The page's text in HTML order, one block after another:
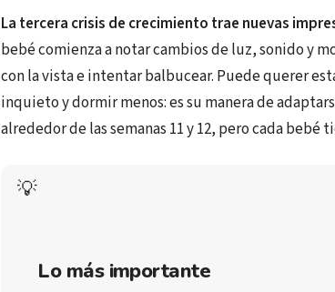
La tercera crisis de crecimiento trae nuevas
bebé comienza a notar cambios de luz, sonido y
con la vista e intentar balbucear. Puede querer
inquieto y dormir menos: es su manera de
alrededor de las semanas 11 y 12, pero cada bebé
💡
Lo más importante